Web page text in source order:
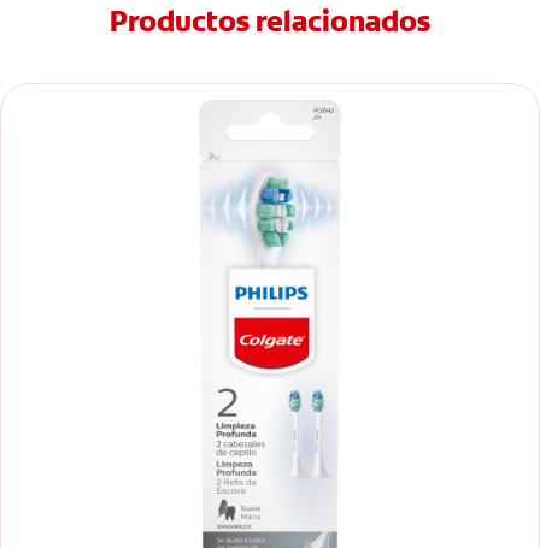
Productos relacionados